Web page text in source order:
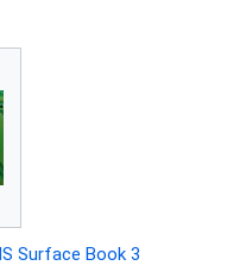
Surface Book 3